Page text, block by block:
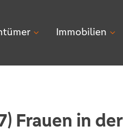
Immobilien
Frauen in der